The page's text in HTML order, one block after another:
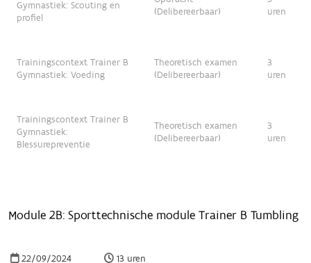
Gymnastiek: Scouting en
profiel
(Delibereerbaar)
uren
Trainingscontext Trainer B
Gymnastiek: Voeding
Theoretisch examen
(Delibereerbaar)
3
uren
Trainingscontext Trainer B
Gymnastiek:
Blessurepreventie
Theoretisch examen
(Delibereerbaar)
3
uren
Module 2B: Sporttechnische module Trainer B Tumbling
22/09/2024 13 uren